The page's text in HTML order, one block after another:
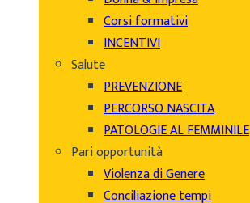
Corsi formativi
INCENTIVI
Salute
PREVENZIONE
PERCORSO NASCITA
PATOLOGIE AL FEMMINILE
Pari opportunità
Violenza di Genere
Conciliazione tempi